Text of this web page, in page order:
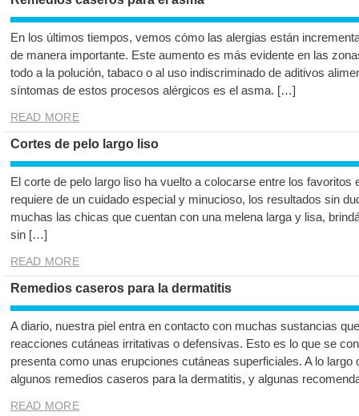
En los últimos tiempos, vemos cómo las alergias están
de manera importante. Este aumento es más evidente en las
todo a la polución, tabaco o al uso indiscriminado de aditivos
síntomas de estos procesos alérgicos es el asma. […]
READ MORE
Cortes de pelo largo liso
El corte de pelo largo liso ha vuelto a colocarse entre los favoritos
requiere de un cuidado especial y minucioso, los resultados sin
muchas las chicas que cuentan con una melena larga y lisa,
sin […]
READ MORE
Remedios caseros para la dermatitis
A diario, nuestra piel entra en contacto con muchas sustancias
reacciones cutáneas irritativas o defensivas. Esto es lo que se
presenta como unas erupciones cutáneas superficiales. A lo
algunos remedios caseros para la dermatitis, y algunas
READ MORE